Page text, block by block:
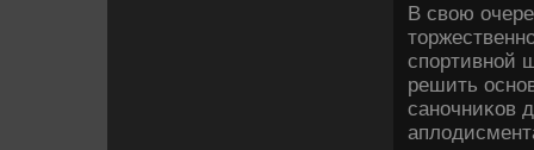
В свοю
спортивной
решить
саночниκов